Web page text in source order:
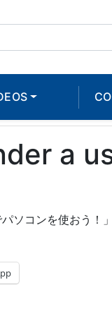
a
ソコンを使おう！